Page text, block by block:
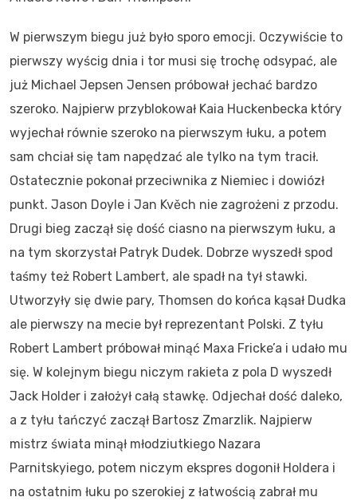
W pierwszym biegu już było sporo emocji. Oczywiście to
pierwszy wyścig dnia i tor musi się trochę odsypać, ale
już Michael Jepsen Jensen próbował jechać bardzo
szeroko. Najpierw przyblokował Kaia Huckenbecka który
wyjechał równie szeroko na pierwszym łuku, a potem
sam chciał się tam napędzać ale tylko na tym tracił.
Ostatecznie pokonał przeciwnika z Niemiec i dowiózł
punkt. Jason Doyle i Jan Kvěch nie zagrożeni z przodu.
Drugi bieg zaczął się dość ciasno na pierwszym łuku, a
na tym skorzystał Patryk Dudek. Dobrze wyszedł spod
taśmy też Robert Lambert, ale spadł na tył stawki.
Utworzyły się dwie pary, Thomsen do końca kąsał Dudka
ale pierwszy na mecie był reprezentant Polski. Z tyłu
Robert Lambert próbował minąć Maxa Fricke’a i udało mu
się. W kolejnym biegu niczym rakieta z pola D wyszedł
Jack Holder i założył całą stawkę. Odjechał dość daleko,
a z tyłu tańczyć zaczął Bartosz Zmarzlik. Najpierw
mistrz świata minął młodziutkiego Nazara
Parnitskyiego, potem niczym ekspres dogonił Holdera i
na ostatnim łuku po szerokiej z łatwością zabrał mu